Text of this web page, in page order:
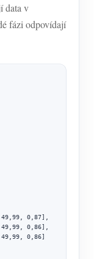
data v
fázi odpovídají
0,87],
0,86],
0,86]